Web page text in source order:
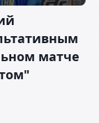
матче